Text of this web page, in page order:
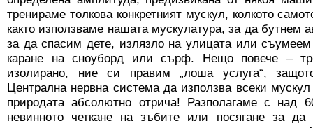
тренираме толкова конкретният мускул, колкото
както използваме нашата мускулатура, за да бутнем
за да спасим дете, излязло на улицата или
каране на сноуборд или сърф. Нещо повече –
изолирано, ние си правим „лоша услуга“,
Централна нервна система да използва всеки
природата абсолютно отрича! Разполагаме с над
невинното четкане на зъбите или посягане за